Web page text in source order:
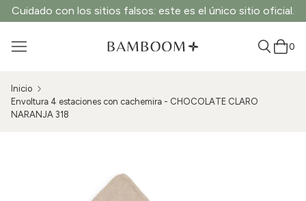
Cuidado con los sitios falsos: este es el único sitio oficial.
0
Inicio
Envoltura 4 estaciones con cachemira - CHOCOLATE CLARO
NARANJA 318